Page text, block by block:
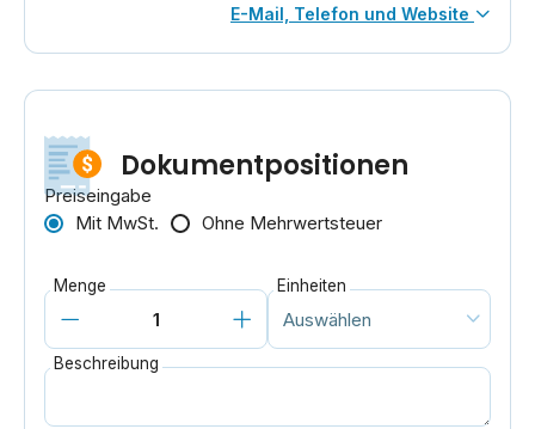
E-Mail, Telefon und Website
Dokumentpositionen
Preiseingabe
Mit MwSt.
Ohne Mehrwertsteuer
Menge Einheiten
Beschreibung